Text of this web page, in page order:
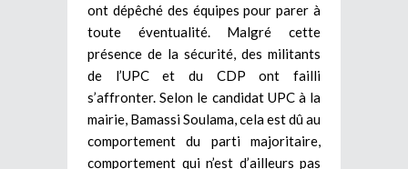
ont dépêché des équipes pour parer à
toute éventualité. Malgré cette
présence de la sécurité, des militants
de l’UPC et du CDP ont failli
s’affronter. Selon le candidat UPC à la
mairie, Bamassi Soulama, cela est dû au
comportement du parti majoritaire,
comportement qui n’est d’ailleurs pas